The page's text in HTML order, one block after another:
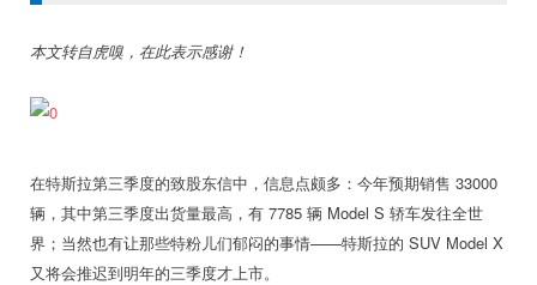
本文转自虎嗅，在此表示感谢！
在特斯拉第三季度的致股东信中，信息点颇多：今年预期销售 33000
辆，其中第三季度出货量最高，有 7785 辆 Model S 轿车发往全世
界；当然也有让那些特粉儿们郁闷的事情——特斯拉的 SUV Model X
又将会推迟到明年的三季度才上市。